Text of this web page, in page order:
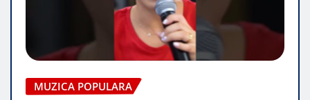
MUZICA POPULARA